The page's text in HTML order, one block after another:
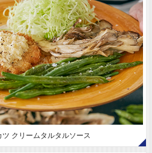
クリームタルタルソース